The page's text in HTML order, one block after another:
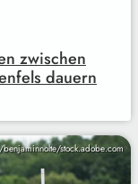
zwischen
dauern
stock.adobe.com